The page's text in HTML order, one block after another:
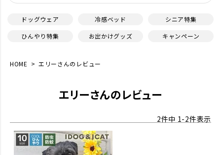
ドッグウェア 冷感ベッド
シニア特集
ひんやり特集
お出かけグッズ キャンペーン
HOME エリーさんのレビュー
エリーさんのレビュー
2件中 1-2件表示